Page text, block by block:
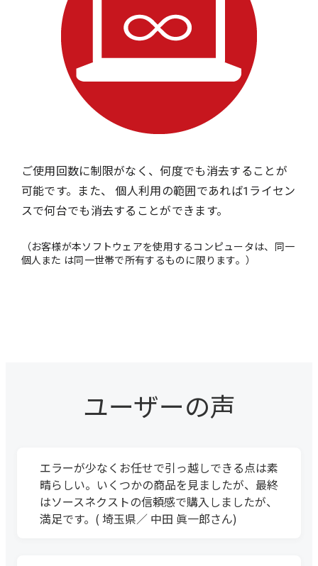
ご使用回数に制限がなく、何度でも消去することが
可能です。また、 個人利用の範囲であれば1ライセン
スで何台でも消去することができます。
（お客様が本ソフトウェアを使用するコンピュータは、同一
個人また は同一世帯で所有するものに限ります。）
ユーザーの声
エラーが少なくお任せで引っ越しできる点は素
晴らしい。いくつかの商品を見ましたが、最終
はソースネクストの信頼感で購入しましたが、
満足です。( 埼玉県／ 中田 眞一郎さん)